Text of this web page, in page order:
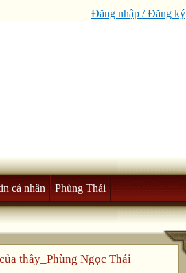
Đăng nhập / Đăng ký
cá nhân Phùng Thái
thầy_Phùng Ngọc Thái